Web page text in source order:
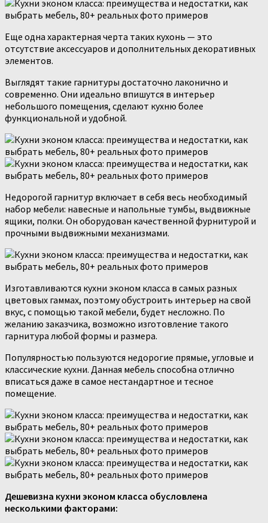
Еще одна характерная черта таких кухонь — это
отсутствие аксессуаров и дополнительных декоративных
элементов.
Выглядят такие гарнитуры достаточно лаконично и
современно. Они идеально впишутся в интерьер
небольшого помещения, сделают кухню более
функциональной и удобной.
Недорогой гарнитур включает в себя весь необходимый
набор мебели: навесные и напольные тумбы, выдвижные
ящики, полки. Он оборудован качественной фурнитурой и
прочными выдвижными механизмами.
Изготавливаются кухни эконом класса в самых разных
цветовых гаммах, поэтому обустроить интерьер на свой
вкус, с помощью такой мебели, будет несложно. По
желанию заказчика, возможно изготовление такого
гарнитура любой формы и размера.
Популярностью пользуются недорогие прямые, угловые и
классические кухни. Данная мебель способна отлично
вписаться даже в самое нестандартное и тесное
помещение.
Дешевизна кухни эконом класса обусловлена
несколькими факторами: